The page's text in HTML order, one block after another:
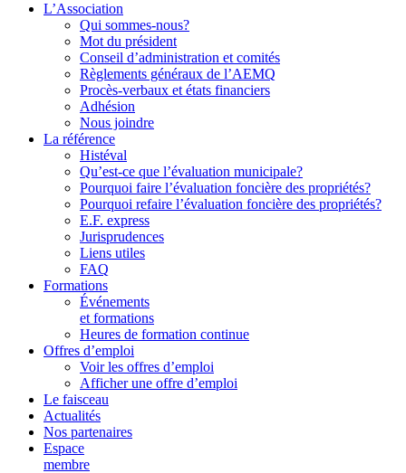
L’Association
Qui sommes-nous?
Mot du président
Conseil d’administration et comités
Règlements généraux de l’AEMQ
Procès-verbaux et états financiers
Adhésion
Nous joindre
La référence
Histéval
Qu’est-ce que l’évaluation municipale?
Pourquoi faire l’évaluation foncière des propriétés?
Pourquoi refaire l’évaluation foncière des propriétés?
E.F. express
Jurisprudences
Liens utiles
FAQ
Formations
Événements
et formations
Heures de formation continue
Offres d’emploi
Voir les offres d’emploi
Afficher une offre d’emploi
Le faisceau
Actualités
Nos partenaires
Espace
membre